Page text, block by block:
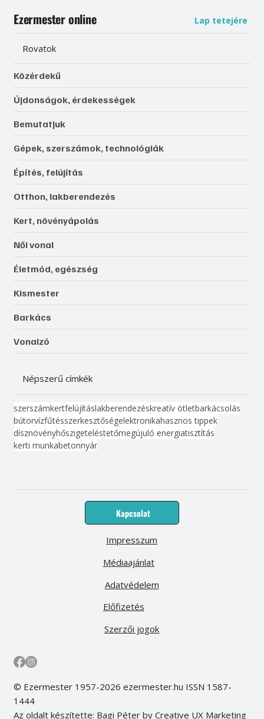
Ezermester online Lap tetejére
Rovatok
Közérdekű
Újdonságok, érdekességek
Bemutatjuk
Gépek, szerszámok, technológiák
Építés, felújítás
Otthon, lakberendezés
Kert, növényápolás
Női vonal
Életmód, egészség
Kismester
Barkács
Vonalzó
Népszerű címkék
szerszámkertfelújításlakberendezéskreatív ötletbarkácsolás
bútorvízfűtésszerkesztőségelektronikahasznos tippek
dísznövényhőszigeteléstetőmegújuló energiatisztítás
kerti munkabetonnyár
Kapcsolat
Médiaajánlat
Előfizetés
Impresszum
Adatvédelem
Szerzői jogok
© Ezermester 1957-2026 ezermester.hu ISSN 1587-
1444
Az oldalt készítette: Bagi Péter by Creative UX Marketing